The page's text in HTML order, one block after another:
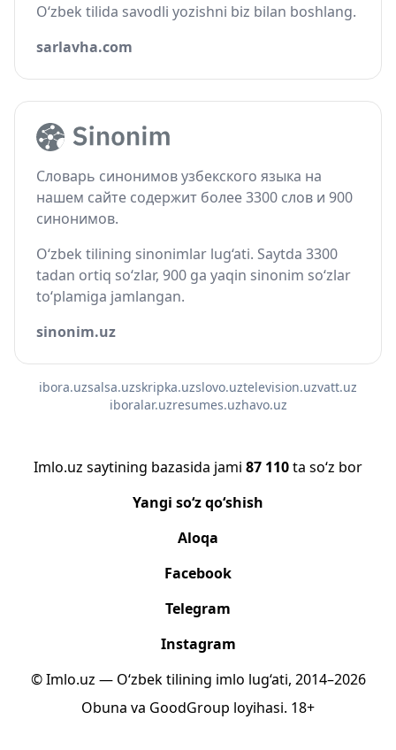
O‘zbek tilida savodli yozishni biz bilan boshlang.
sarlavha.com
Словарь синонимов узбекского языка на
нашем сайте содержит более 3300 слов и 900
синонимов.
O‘zbek tilining sinonimlar lug‘ati. Saytda 3300
tadan ortiq so‘zlar, 900 ga yaqin sinonim so‘zlar
to‘plamiga jamlangan.
sinonim.uz
ibora.uzsalsa.uzskripka.uzslovo.uztelevision.uzvatt.uz
iboralar.uzresumes.uzhavo.uz
Imlo.uz saytining bazasida jami 87 110ta so‘z bor
Yangi so‘z qo‘shish
Aloqa
Facebook
Telegram
Instagram
© Imlo.uz — O‘zbek tilining imlo lug‘ati, 2014–2026
Obuna va GoodGroup loyihasi. 18+